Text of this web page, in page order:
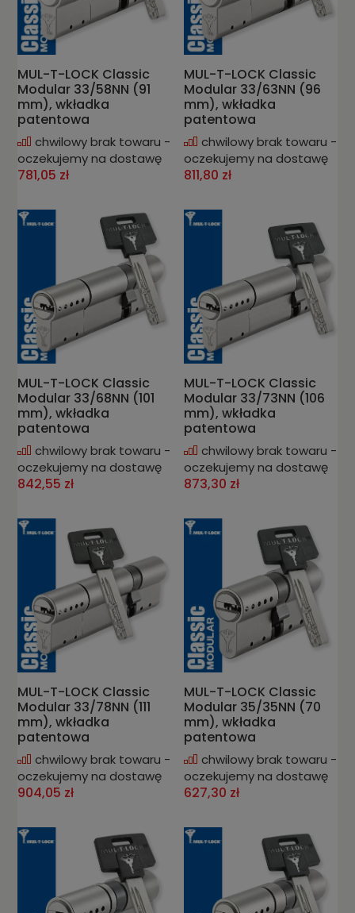
MUL-T-LOCK Classic
Modular 33/58NN (91
mm), wkładka
patentowa
chwilowy brak towaru -
oczekujemy na dostawę
781,05 zł
MUL-T-LOCK Classic
Modular 33/63NN (96
mm), wkładka
patentowa
chwilowy brak towaru -
oczekujemy na dostawę
811,80 zł
MUL-T-LOCK Classic
Modular 33/68NN (101
mm), wkładka
patentowa
chwilowy brak towaru -
oczekujemy na dostawę
842,55 zł
MUL-T-LOCK Classic
Modular 33/73NN (106
mm), wkładka
patentowa
chwilowy brak towaru -
oczekujemy na dostawę
873,30 zł
MUL-T-LOCK Classic
Modular 33/78NN (111
mm), wkładka
patentowa
chwilowy brak towaru -
oczekujemy na dostawę
904,05 zł
MUL-T-LOCK Classic
Modular 35/35NN (70
mm), wkładka
patentowa
chwilowy brak towaru -
oczekujemy na dostawę
627,30 zł